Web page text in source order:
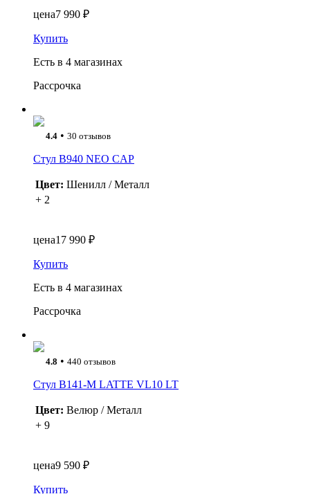
цена7 990 ₽
Купить
Есть в 4 магазинах
Рассрочка
4.4 • 30 отзывов
Стул B940 NEO CAP
Цвет: Шенилл / Металл
+ 2
цена17 990 ₽
Купить
Есть в 4 магазинах
Рассрочка
4.8 • 440 отзывов
Стул B141-M LATTE VL10 LT
Цвет: Велюр / Металл
+ 9
цена9 590 ₽
Купить